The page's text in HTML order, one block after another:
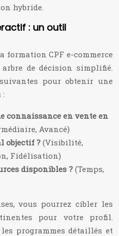
hybride.
: un outil
formation CPF e-commerce
de décision simplifié.
pour obtenir une
:
connaissance en vente en
Avancé)
objectif ? (Visibilité,
Fidélisation)
disponibles ? (Temps,
vous pourrez cibler les
pour votre profil.
programmes détaillés et